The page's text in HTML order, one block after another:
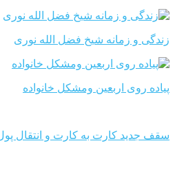
زندگی و زمانه شیخ فضل الله نوری
پیاده روی اربعین ومشکل خانواده
سقف جدید کارت به کارت و انتقال